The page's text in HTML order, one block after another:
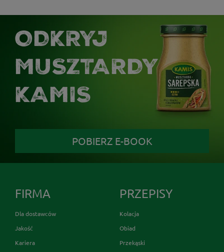
ODKRYJ
MUSZTARDY
KAMIS
POBIERZ E-BOOK
FIRMA
Dla dostawców
Jakość
Kariera
PRZEPISY
Kolacja
Obiad
Przekąski